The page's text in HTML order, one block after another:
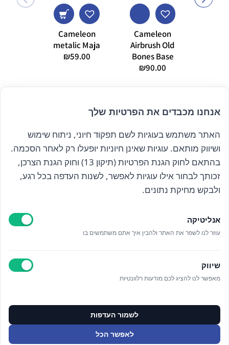
Cameleon
Airbrush Old
Bones Base
₪90.00
Cameleon
metalic Maja
₪59.00
הרשם לניוזלטר שלנו
קראתי ואני מאשר/ת את
כל הזכויות שמורות אנה ויסטריך
ניהול מידע אישי
ניהול עוגיות
תקנון האתר
אנחנו מכבדים את הפרטיות שלך
האתר משתמש בעוגיות לשם תפקוד חיוני, ניתוח שימוש
ושיווק מותאם. עוגיות שאינן חיוניות יופעלו רק לאחר הסכמה.
בהתאם לחוק הגנת הפרטיות (תיקון 13) וחוק הגנת הצרכן,
זכותך לבחור אילו עוגיות לאפשר, לשנות העדפה בכל רגע,
ולבקש מחיקת נתונים.
אנליטיקה
עוזר לנו לשפר את האתר ולהבין איך אתם משתמשים בו
שיווק
מאפשר לנו להציג לכם מודעות רלוונטיות
לשמור העדפות
לאפשר הכל